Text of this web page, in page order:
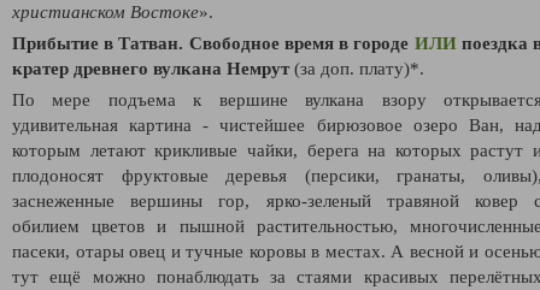
христианском Востоке».
Прибытие в Татван. Свободное время в городе ИЛИпоездка
кратер древнего вулкана Немрут(за доп. плату)*.
По мере подъема к вершине вулкана взору
удивительная картина - чистейшее бирюзовое озеро Ван,
которым летают крикливые чайки, берега на которых растут
плодоносят фруктовые деревья (персики, гранаты,
заснеженные вершины гор, ярко-зеленый травяной ковер
обилием цветов и пышной растительностью,
пасеки, отары овец и тучные коровы в местах. А весной и
тут ещё можно понаблюдать за стаями красивых